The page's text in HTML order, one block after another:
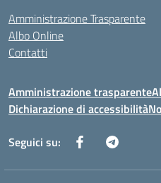
Amministrazione Trasparente
Albo Online
Contatti
Amministrazione trasparente
Dichiarazione di accessibilità
Seguici su: